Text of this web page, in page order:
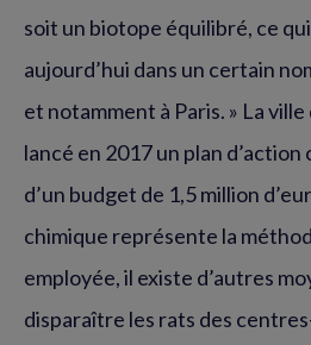
soit un biotope équilibré, ce qui
aujourd’hui dans un certain
et notamment à Paris. » La ville
lancé en 2017 un plan
d’un budget de 1,5 million
chimique représente la
employée, il existe d’autres
disparaître les rats des